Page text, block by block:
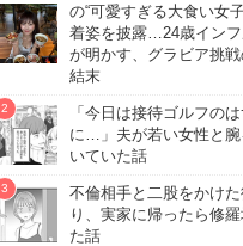
の“可愛すぎる大食い女
着姿を披露…24歳イン
が明かす、グラビア挑
結末
「今日は接待ゴルフの
に…」夫が若い女性と
いていた話
不倫相手と二股をかけ
り、実家に帰ったら修
た話